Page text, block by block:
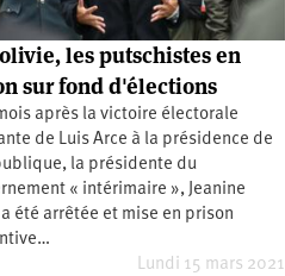
les putschistes en
sur fond d'élections
après la victoire électorale
de Luis Arce à la présidence de
la présidente du
« intérimaire », Jeanine
été arrêtée et mise en prison
Lundi 15 mars 2021